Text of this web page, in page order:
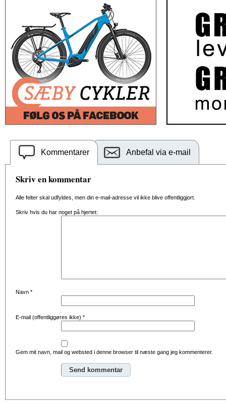
Kommentarer Anbefal via e-mail
Skriv en kommentar
Alle felter skal udfyldes, men din e-mail-adresse vil ikke blive offentliggjort.
Skriv hvis du har noget på hjertet:
Navn *
E-mail (offentliggøres ikke) *
Gem mit navn, mail og websted i denne browser til næste gang jeg kommenterer.